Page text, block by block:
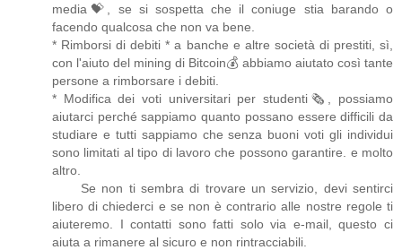
media💝, se si sospetta che il coniuge stia barando o
facendo qualcosa che non va bene.
* Rimborsi di debiti * a banche e altre società di prestiti, sì,
con l'aiuto del mining di Bitcoin💰 abbiamo aiutato così tante
persone a rimborsare i debiti.
* Modifica dei voti universitari per studenti🗞, possiamo
aiutarci perché sappiamo quanto possano essere difficili da
studiare e tutti sappiamo che senza buoni voti gli individui
sono limitati al tipo di lavoro che possono garantire. e molto
altro.
Se non ti sembra di trovare un servizio, devi sentirci
libero di chiederci e se non è contrario alle nostre regole ti
aiuteremo. I contatti sono fatti solo via e-mail, questo ci
aiuta a rimanere al sicuro e non rintracciabili.